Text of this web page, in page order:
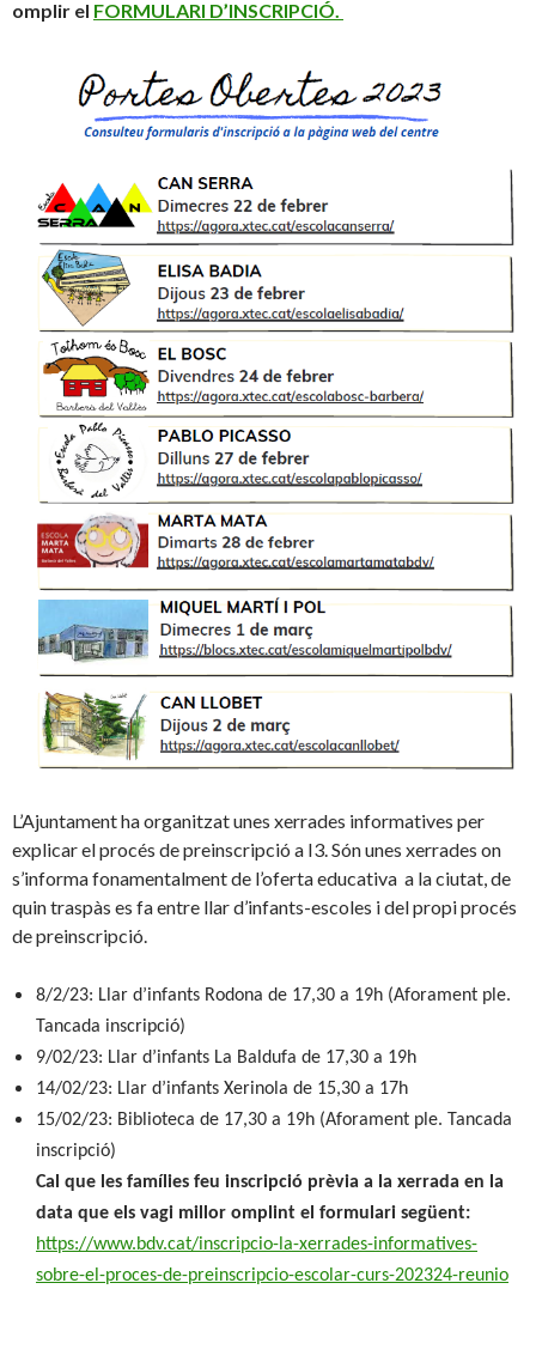
omplir el FORMULARI D’INSCRIPCIÓ.
L’Ajuntament ha organitzat unes xerrades informatives per
explicar el procés de preinscripció a I3. Són unes xerrades on
s’informa fonamentalment de l’oferta educativa a la ciutat, de
quin traspàs es fa entre llar d’infants-escoles i del propi procés
de preinscripció.
8/2/23: Llar d’infants Rodona de 17,30 a 19h (Aforament ple.
Tancada inscripció)
9/02/23: Llar d’infants La Baldufa de 17,30 a 19h
14/02/23: Llar d’infants Xerinola de 15,30 a 17h
15/02/23: Biblioteca de 17,30 a 19h (Aforament ple. Tancada
inscripció)
Cal que les famílies feu inscripció prèvia a la xerrada en la
data que els vagi millor omplint el formulari següent:
https://www.bdv.cat/inscripcio-la-xerrades-informatives-
sobre-el-proces-de-preinscripcio-escolar-curs-202324-reunio